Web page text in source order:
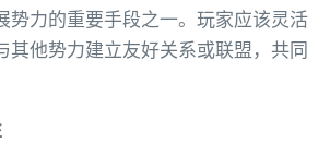
势力的重要手段之一。玩家应该灵活
其他势力建立友好关系或联盟，共同